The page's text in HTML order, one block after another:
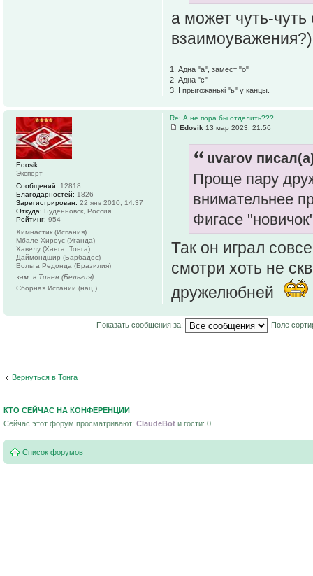
а может чуть-
взаимоуважения?)
1. Адна "а", замест "о"
2. Адна "с"
3. І прыгожанькі "ь" у канцы.
Re: А не пора бы отделить???
Edosik 13 мар 2023, 21:56
uvarov
Проще пару
внимательнее
Фигасе
Так он играл
смотри хоть не
дружелюбней
Edosik
Эксперт
Сообщений: 12818
Благодарностей: 1826
Зарегистрирован: 22 янв 2010, 14:37
Откуда: Буденновск, Россия
Рейтинг: 954
Химнастик (Испания)
Мбале Хироус (Уганда)
Хавелу (Ханга, Тонга)
Даймондшир (Барбадос)
Вольта Редонда (Бразилия)
зам. в Тинен (Бельгия)
Сборная Испании (нац.)
Показать сообщения за: Поле
Вернуться в Тонга
КТО СЕЙЧАС НА КОНФЕРЕНЦИИ
Сейчас этот форум просматривают: ClaudeBot и гости: 0
Список форумов